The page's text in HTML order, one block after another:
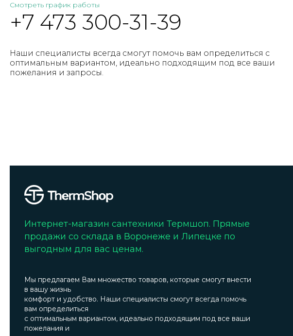
Смотреть график работы
+7 473 300-31-39
Наши специалисты всегда смогут помочь вам определиться с
оптимальным вариантом, идеально подходящим под все ваши
пожелания и запросы.
Интернет-магазин сантехники Термшоп. Прямые
продажи со склада в Воронеже и Липецке по
выгодным для вас ценам.
Мы предлагаем Вам множество товаров, которые смогут внести
в вашу жизнь
комфорт и удобство. Наши специалисты смогут всегда помочь
вам определиться
с оптимальным вариантом, идеально подходящим под все ваши
пожелания и